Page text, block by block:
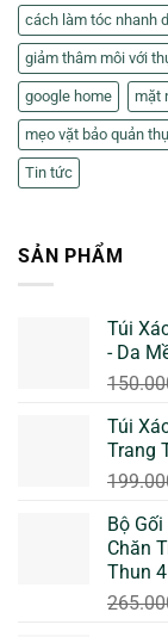
cách làm tóc nhanh
giảm thâm môi với
google home mặt
mẹo vặt bảo quản
Tin tức
SẢN PHẨM
Túi
- Da
Túi
Trang
Bộ
Chăn
Thun